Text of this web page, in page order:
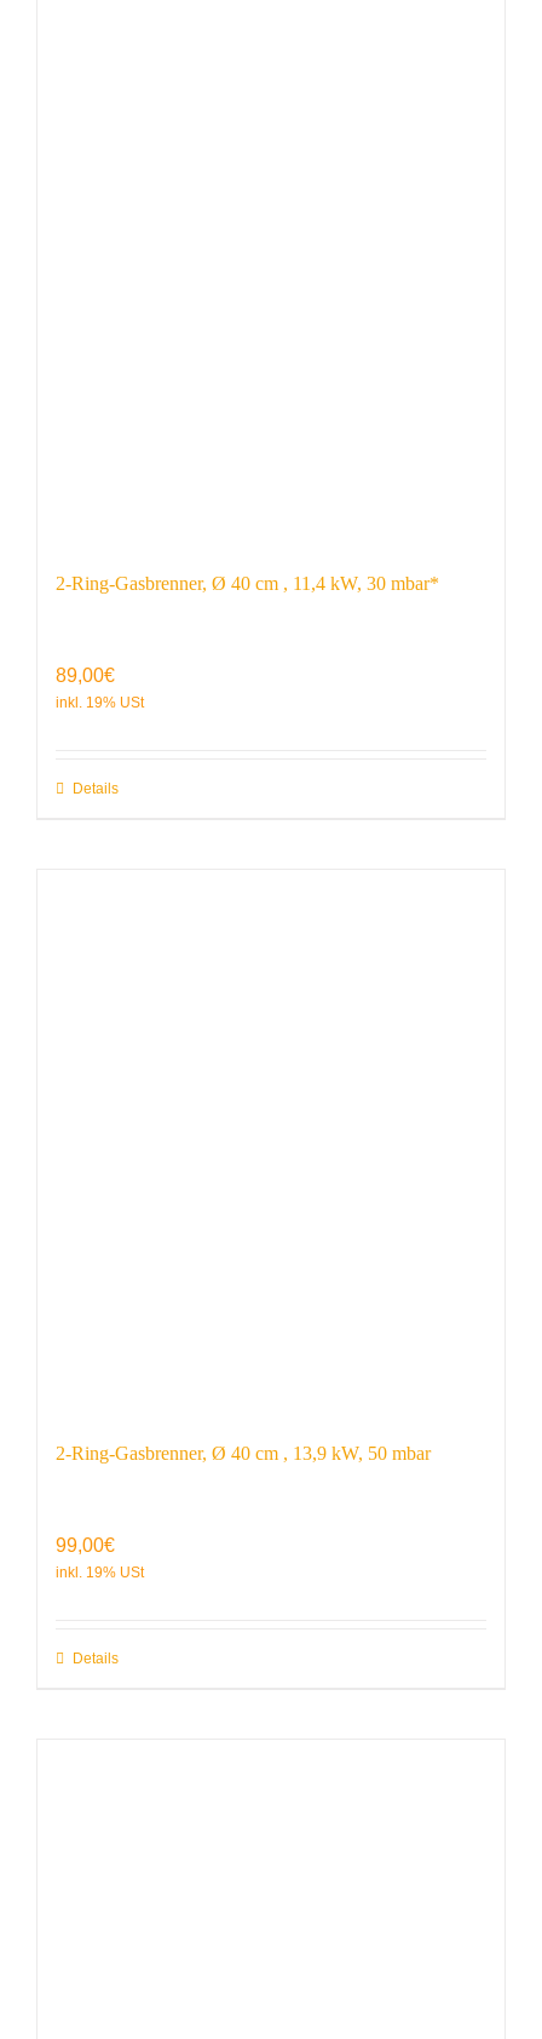
2-Ring-Gasbrenner, Ø 40 cm , 11,4 kW, 30 mbar*
89,00€
Details
2-Ring-Gasbrenner, Ø 40 cm , 13,9 kW, 50 mbar
99,00€
Details